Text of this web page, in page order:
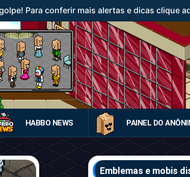
Para conferir mais alertas e dicas clique
HABBO NEWS PAINEL DO
Emblemas e mobis